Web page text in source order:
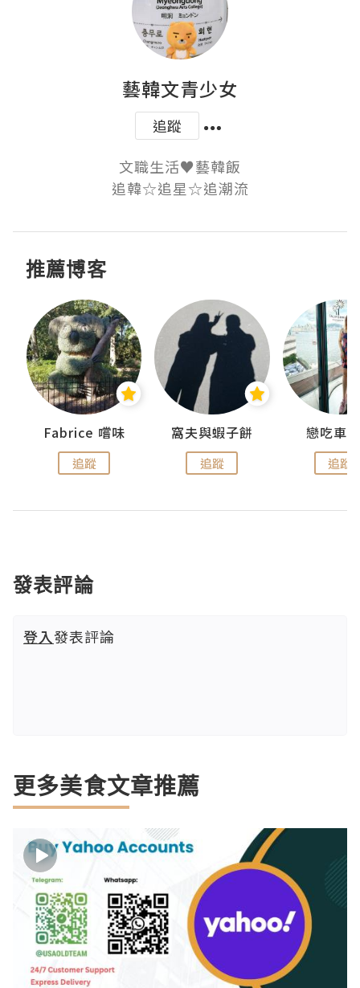
藝韓文青少女
追蹤
文職生活♥藝韓飯
追韓☆追星☆追潮流
推薦博客
Fabrice 嚐味
追蹤
窩夫與蝦子餅
追蹤
戀吃車
追蹤
發表評論
登入發表評論
更多美食文章推薦